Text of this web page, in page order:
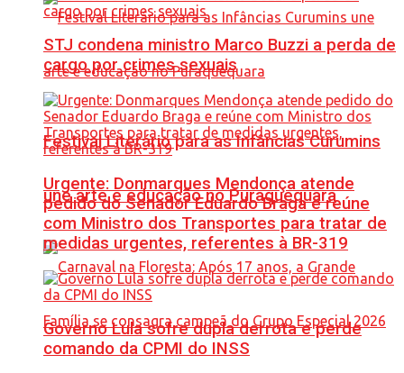
Festival Literário para as Infâncias Curumins
une arte e educação no Puraquequara
STJ condena ministro Marco Buzzi a perda de
cargo por crimes sexuais
Urgente: Donmarques Mendonça atende
pedido do Senador Eduardo Braga e reúne
com Ministro dos Transportes para tratar de
medidas urgentes, referentes à BR-319
Governo Lula sofre dupla derrota e perde
comando da CPMI do INSS